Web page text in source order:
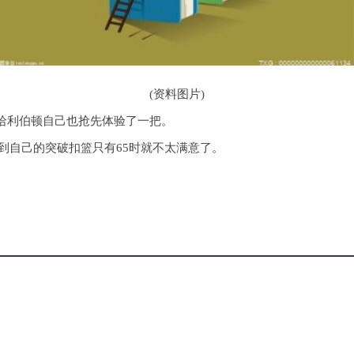
(资料图片)
伯顿自己也抢先体验了一把。
己的突破扣篮只有65时就不太满意了。